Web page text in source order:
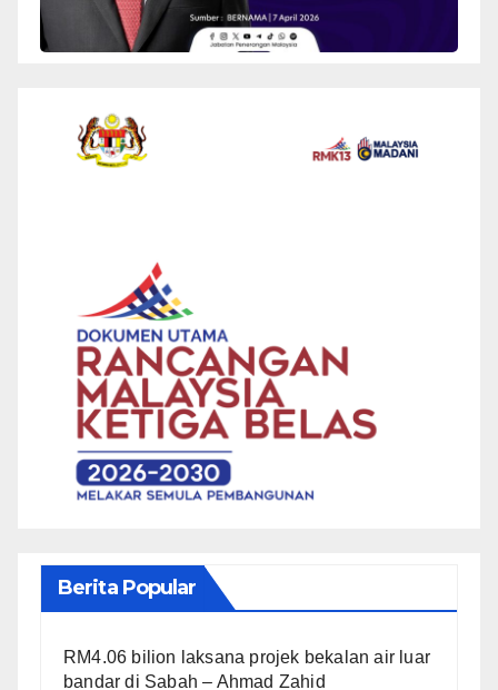
Berita Popular
RM4.06 bilion laksana projek bekalan air luar
bandar di Sabah – Ahmad Zahid